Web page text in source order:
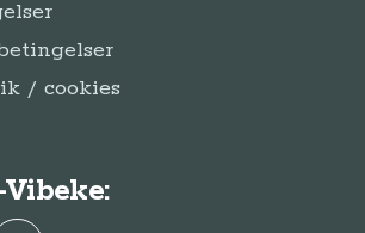
/ cookies